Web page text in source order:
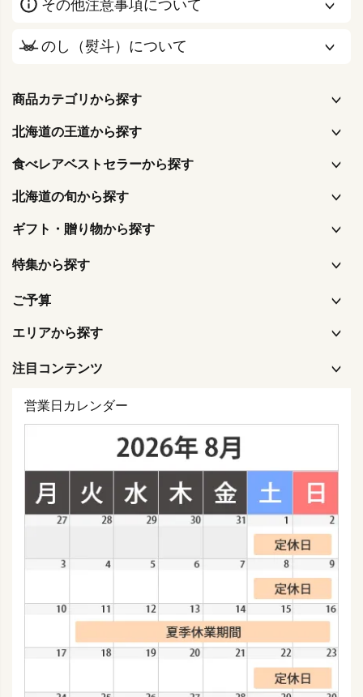
その他注意事項について
のし（熨斗）について
商品カテゴリから探す
北海道の王道から探す
食べレアベストセラーから探す
北海道の旬から探す
ギフト・贈り物から探す
特集から探す
ご予算
エリアから探す
注目コンテンツ
営業日カレンダー